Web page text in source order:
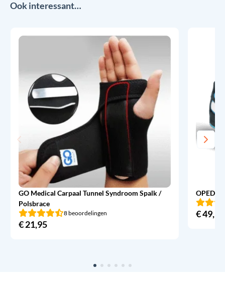
Ook interessant…
GO Medical Carpaal Tunnel Syndroom Spalk /
Polsbrace
8 beoordelingen
€21,95
OPED
€49,95